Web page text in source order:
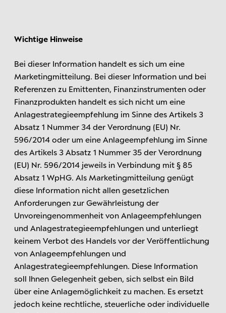
Wichtige Hinweise
Bei dieser Information handelt es sich um eine
Marketingmitteilung. Bei dieser Information und bei
Referenzen zu Emittenten, Finanzinstrumenten oder
Finanzprodukten handelt es sich nicht um eine
Anlagestrategieempfehlung im Sinne des Artikels 3
Absatz 1 Nummer 34 der Verordnung (EU) Nr.
596/2014 oder um eine Anlageempfehlung im Sinne
des Artikels 3 Absatz 1 Nummer 35 der Verordnung
(EU) Nr. 596/2014 jeweils in Verbindung mit § 85
Absatz 1 WpHG. Als Marketingmitteilung genügt
diese Information nicht allen gesetzlichen
Anforderungen zur Gewährleistung der
Unvoreingenommenheit von Anlageempfehlungen
und Anlagestrategieempfehlungen und unterliegt
keinem Verbot des Handels vor der Veröffentlichung
von Anlageempfehlungen und
Anlagestrategieempfehlungen. Diese Information
soll Ihnen Gelegenheit geben, sich selbst ein Bild
über eine Anlagemöglichkeit zu machen. Es ersetzt
jedoch keine rechtliche, steuerliche oder individuelle